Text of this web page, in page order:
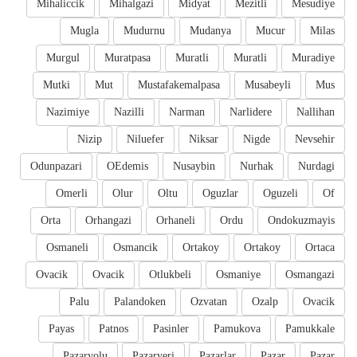
Mesudiye
Mezitli
Midyat
Mihalgazi
Mihaliccik
Milas
Mucur
Mudanya
Mudurnu
Mugla
Muradiye
Muratli
Muratli
Muratpasa
Murgul
Mus
Musabeyli
Mustafakemalpasa
Mut
Mutki
Nallihan
Narlidere
Narman
Nazilli
Nazimiye
Nevsehir
Nigde
Niksar
Niluefer
Nizip
Nurdagi
Nurhak
Nusaybin
OEdemis
Odunpazari
Of
Oguzeli
Oguzlar
Oltu
Olur
Omerli
Ondokuzmayis
Ordu
Orhaneli
Orhangazi
Orta
Ortaca
Ortakoy
Ortakoy
Osmancik
Osmaneli
Osmangazi
Osmaniye
Otlukbeli
Ovacik
Ovacik
Ovacik
Ozalp
Ozvatan
Palandoken
Palu
Pamukkale
Pamukova
Pasinler
Patnos
Payas